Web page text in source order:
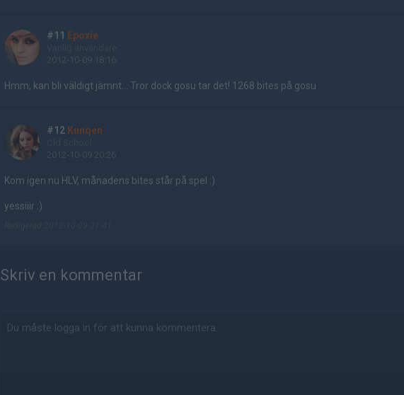
#11 Epoxie
2012-10-09 18:16
Hmm, kan bli väldigt jämnt... Tror dock gosu tar det! 1268 bites på gosu
#12 Kunqen
2012-10-09 20:26
Kom igen nu HLV, månadens bites står på spel :)
yessiiir :)
Skriv en kommentar